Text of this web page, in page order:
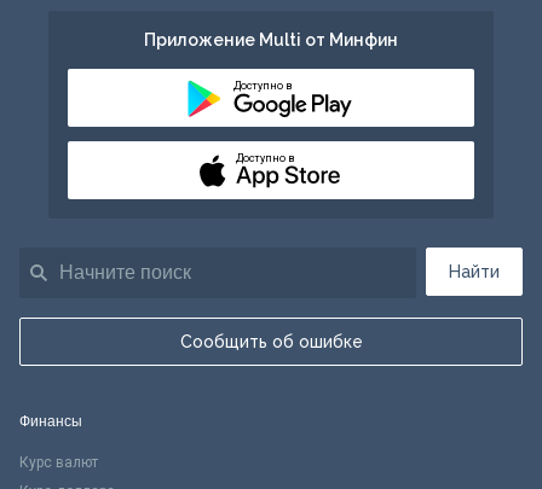
Найти
Сообщить об ошибке
Приложение Multi от Минфин
Доступно в
Доступно в
Финансы
Курс валют